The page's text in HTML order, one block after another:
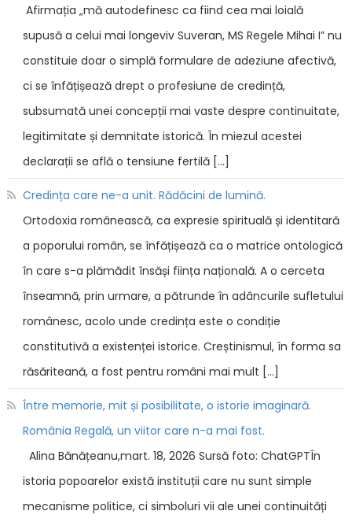
Afirmația „mă autodefinesc ca fiind cea mai loială
supusă a celui mai longeviv Suveran, MS Regele Mihai I” nu
constituie doar o simplă formulare de adeziune afectivă,
ci se înfățișează drept o profesiune de credință,
subsumată unei concepții mai vaste despre continuitate,
legitimitate și demnitate istorică. În miezul acestei
declarații se află o tensiune fertilă […]
Credința care ne-a unit. Rădăcini de lumină.
Ortodoxia românească, ca expresie spirituală și identitară
a poporului român, se înfățișează ca o matrice ontologică
în care s-a plămădit însăși ființa națională. A o cerceta
înseamnă, prin urmare, a pătrunde în adâncurile sufletului
românesc, acolo unde credința este o condiție
constitutivă a existenței istorice. Creștinismul, în forma sa
răsăriteană, a fost pentru români mai mult […]
Între memorie, mit și posibilitate, o istorie imaginară.
România Regală, un viitor care n-a mai fost.
Alina Bănățeanu,mart. 18, 2026 Sursă foto: ChatGPTÎn
istoria popoarelor există instituții care nu sunt simple
mecanisme politice, ci simboluri vii ale unei continuități